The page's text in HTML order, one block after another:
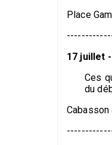
Place
17 juillet
Ces
du
Cabasson